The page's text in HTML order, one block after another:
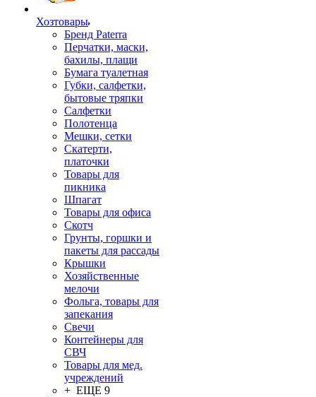
Хозтовары
Бренд Paterra
Перчатки, маски,
бахилы, плащи
Бумага туалетная
Губки, салфетки,
бытовые тряпки
Салфетки
Полотенца
Мешки, сетки
Скатерти,
платочки
Товары для
пикника
Шпагат
Товары для офиса
Скотч
Грунты, горшки и
пакеты для рассады
Крышки
Хозяйственные
мелочи
Фольга, товары для
запекания
Свечи
Контейнеры для
СВЧ
Товары для мед.
учреждений
+ ЕЩЕ 9